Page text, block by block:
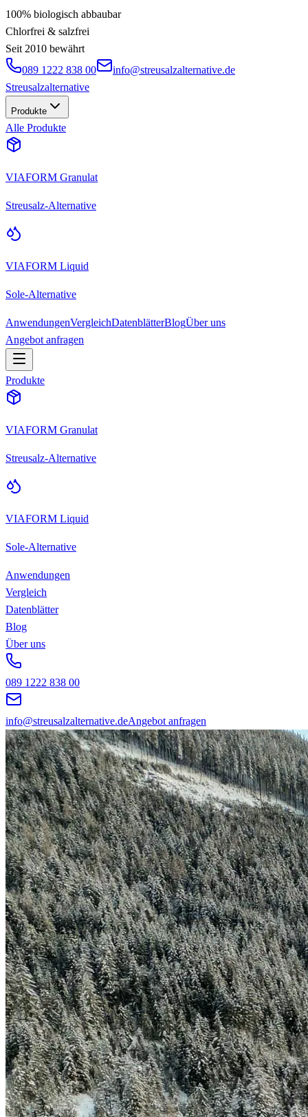
100% biologisch abbaubar
Chlorfrei & salzfrei
Seit 2010 bewährt
089 1222 838 00
info@streusalzalternative.de
Streusalzalternative
Produkte
Alle Produkte
VIAFORM Granulat
Streusalz-Alternative
VIAFORM Liquid
Sole-Alternative
AnwendungenVergleichDatenblätterBlogÜber uns
Angebot anfragen
Produkte
VIAFORM Granulat
Streusalz-Alternative
VIAFORM Liquid
Sole-Alternative
Anwendungen
Vergleich
Datenblätter
Blog
Über uns
089 1222 838 00
info@streusalzalternative.deAngebot anfragen